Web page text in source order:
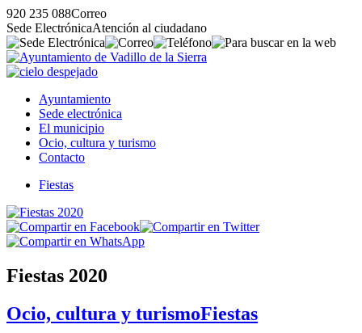
920 235 088Correo
Sede ElectrónicaAtención al ciudadano
Ayuntamiento
Sede electrónica
El municipio
Ocio, cultura y turismo
Contacto
Fiestas
Fiestas 2020
Ocio, cultura y turismoFiestas